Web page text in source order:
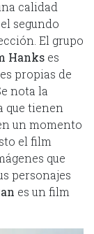
calidad
segundo
El grupo
Hanks es
propias de
nota la
que tienen
un momento
el film
que
personajes
es un film